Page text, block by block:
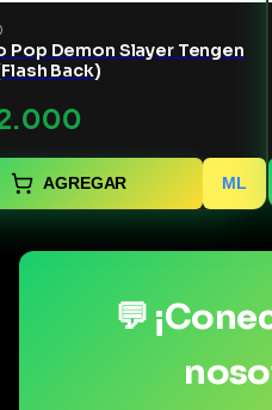
Pop Demon Slayer Tengen
Back)
AGREGAR ML
💬